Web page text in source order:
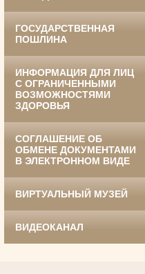
Ануприенко Иван Васильевич
Участник Великой Отечественной войны
Председатель Губкинского районного
Труженица тыла в годы
Экспедитор Белгородского
в период с 1968 по 1981 гг.
ГОСУДАРСТВЕННАЯ
ПОШЛИНА
ИНФОРМАЦИЯ ДЛЯ ЛИЦ
С ОГРАНИЧЕННЫМИ
ВОЗМОЖНОСТЯМИ
ЗДОРОВЬЯ
СОГЛАШЕНИЕ ОБ
ОБМЕНЕ ДОКУМЕНТАМИ
В ЭЛЕКТРОННОМ ВИДЕ
ВИРТУАЛЬНЫЙ МУЗЕЙ
ВИДЕОКАНАЛ